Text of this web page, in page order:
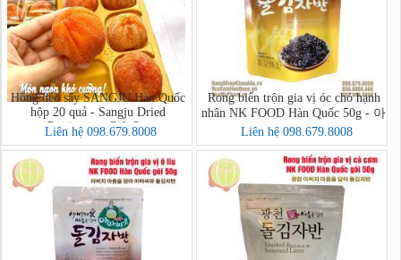
Hồng dẻo sấy SANGJU Hàn Quốc
hộp 20 quả - Sangju Dried
Persimmon Gift Set
Liên hệ 098.679.8008
Rong biển trộn gia vị óc chó hạnh
nhân NK FOOD Hàn Quốc 50g - 아
버지 마음을 담아 호두아몬드 돌
김자반 볶음
Liên hệ 098.679.8008